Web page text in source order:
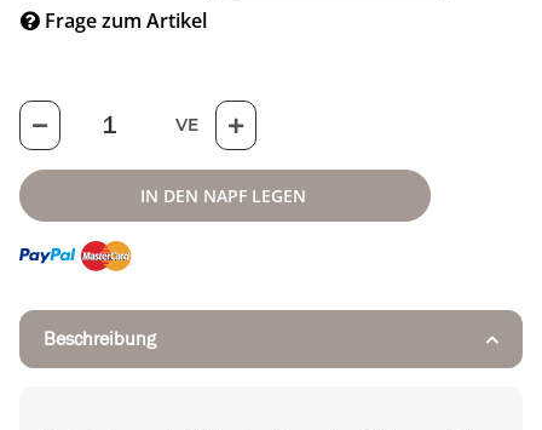
Frage zum Artikel
VE
IN DEN NAPF LEGEN
Beschreibung